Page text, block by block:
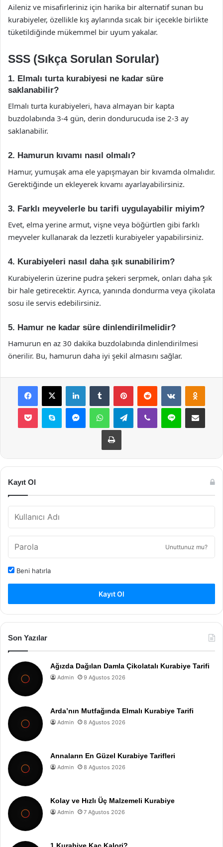
Aileniz ve misafirleriniz için harika bir alternatif sunan bu
kurabiyeler, özellikle kış aylarında sıcak bir içecekle birlikte
tüketildiğinde mükemmel bir uyum yakalar.
SSS (Sıkça Sorulan Sorular)
1. Elmalı turta kurabiyesi ne kadar süre
saklanabilir?
Elmalı turta kurabiyeleri, hava almayan bir kapta
buzdolabında 3-4 gün, derin dondurucuda ise 2-3 ay
saklanabilir.
2. Hamurun kıvamı nasıl olmalı?
Hamur, yumuşak ama ele yapışmayan bir kıvamda olmalıdır.
Gerektiğinde un ekleyerek kıvamı ayarlayabilirsiniz.
3. Farklı meyvelerle bu tarifi uygulayabilir miyim?
Evet, elma yerine armut, vişne veya böğürtlen gibi farklı
meyveler kullanarak da lezzetli kurabiyeler yapabilirsiniz.
4. Kurabiyeleri nasıl daha şık sunabilirim?
Kurabiyelerin üzerine pudra şekeri serpmek, onları daha şık
bir hale getirecektir. Ayrıca, yanında dondurma veya çikolata
sosu ile servis edebilirsiniz.
5. Hamur ne kadar süre dinlendirilmelidir?
Hamurun en az 30 dakika buzdolabında dinlendirilmesi
önerilir. Bu, hamurun daha iyi şekil almasını sağlar.
Facebook
X LinkedInTumblr PinterestReddit VKontakte
Pocket Skype MessengerWhatsAppTelegramViber Line E-Posta ile
Yazdır
Kayıt Ol
Unuttunuz mu?
Beni hatırla
Kayıt Ol
Son Yazılar
Ağızda Dağılan Damla Çikolatalı Kurabiye Tarifi
Admin 9 Ağustos 2026
Arda’nın Mutfağında Elmalı Kurabiye Tarifi
Admin 8 Ağustos 2026
Annaların En Güzel Kurabiye Tarifleri
Admin 8 Ağustos 2026
Kolay ve Hızlı Üç Malzemeli Kurabiye
Admin 7 Ağustos 2026